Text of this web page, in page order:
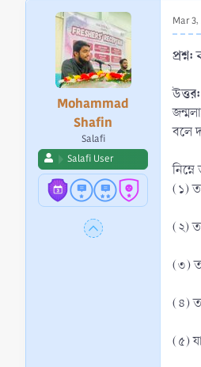
r
Mohammad
Shafin
Salafi
Salafi User
Mar 3,
উত্তর:
বলে
(১)
(২)
(৩)
(৪)
(৫)